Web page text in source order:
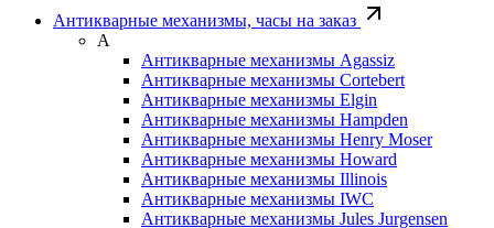
Антикварные механизмы, часы на заказ
А
Антикварные механизмы Agassiz
Антикварные механизмы Cortebert
Антикварные механизмы Elgin
Антикварные механизмы Hampden
Антикварные механизмы Henry Moser
Антикварные механизмы Howard
Антикварные механизмы Illinois
Антикварные механизмы IWC
Антикварные механизмы Jules Jurgensen